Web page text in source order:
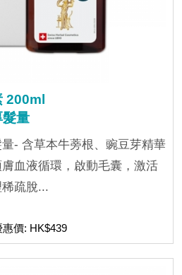
200ml
量
- 含草本牛蒡根、豌豆芽精華
血液循環，啟動毛囊，激活
疏脫...
價: HK$439